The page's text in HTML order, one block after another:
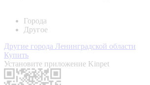
Города
Другое
Другие города Ленинградской области
Купить
Установите приложение Kinpet